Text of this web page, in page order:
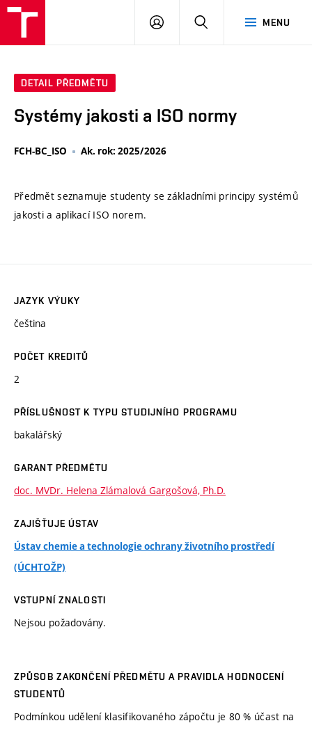
MENU
PŘIHLÁSIT
DETAIL PŘEDMĚTU
Systémy jakosti a ISO normy
FCH-BC_ISO Ak. rok: 2025/2026
Předmět seznamuje studenty se základními principy systémů
jakosti a aplikací ISO norem.
JAZYK VÝUKY
čeština
POČET KREDITŮ
2
PŘÍSLUŠNOST K TYPU STUDIJNÍHO PROGRAMU
bakalářský
GARANT PŘEDMĚTU
doc. MVDr. Helena Zlámalová Gargošová, Ph.D.
ZAJIŠŤUJE ÚSTAV
Ústav chemie a technologie ochrany životního prostředí
(ÚCHTOŽP)
VSTUPNÍ ZNALOSTI
Nejsou požadovány.
ZPŮSOB ZAKONČENÍ PŘEDMĚTU A PRAVIDLA HODNOCENÍ
STUDENTŮ
Podmínkou udělení klasifikovaného zápočtu je 80 % účast na